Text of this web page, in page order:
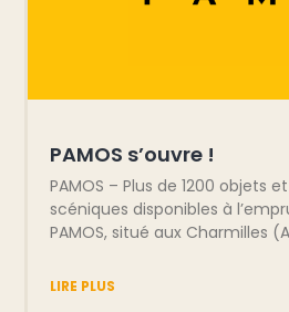
PAMOS s’ouvre !
PAMOS – Plus de 1200 objets
scéniques disponibles à
PAMOS, situé aux Charmilles
LIRE PLUS